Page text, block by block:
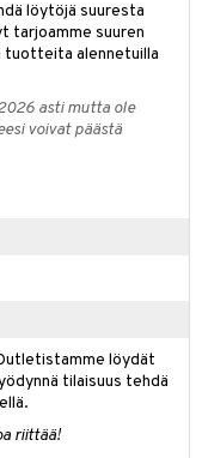
löytöjä suuresta
tarjoamme suuren
tuotteita alennetuilla
asti mutta ole
voivat päästä
löydät
tilaisuus tehdä
riittää!